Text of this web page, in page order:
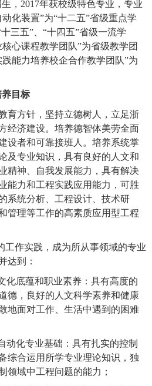
， 2017年获校级特色专业，专业
化装置”为“十二五”省级重点学
十三五” 、“十四五”省级一流学
心课程教学团队”为省级教学团
能力培养校企合作教学团队”为
目标
育方针，坚持立德树人， 立足浙
经济建设。 培养德智体美劳全面
设者和可靠接班人。培养系统掌
及专业知识，具有良好的人文和
精神、自我发展能力，具有解决
能力和工程实践应用能力，可胜
系统分析、工程设计、技术研
管理等工作的高素质应用型工程
工作实践，成为所从事领域的专业
达到：
化底蕴和职业素养：具有高度的
德，良好的人文科学素养和健康
地面对工作、生活中遇到的困难
动化专业基础：具有扎实的控制
综合运用所学专业理论知识，独
领域中工程问题的能力；